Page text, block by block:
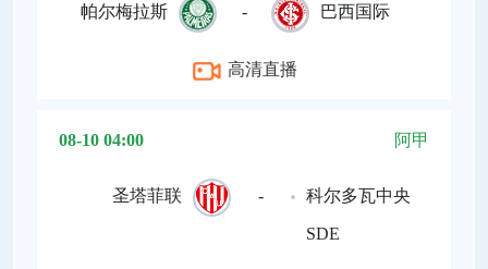
帕尔梅拉斯 - 巴西国际
高清直播
08-10 04:00 阿甲
圣塔菲联 - 科尔多瓦中央
SDE